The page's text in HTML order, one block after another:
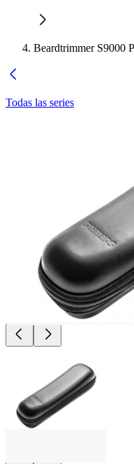
Beardtrimmer S9000
Todas las series